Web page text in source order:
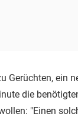
Gerüchten, ein
die
"Einen